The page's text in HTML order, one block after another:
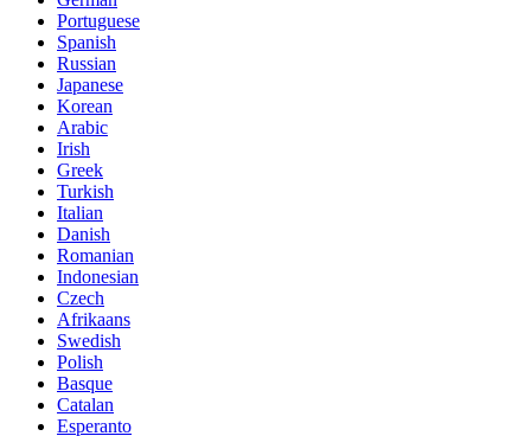
Portuguese
Spanish
Russian
Japanese
Korean
Arabic
Irish
Greek
Turkish
Italian
Danish
Romanian
Indonesian
Czech
Afrikaans
Swedish
Polish
Basque
Catalan
Esperanto